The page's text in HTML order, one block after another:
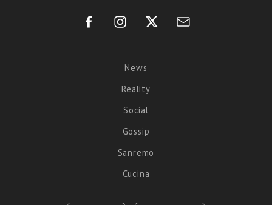
News
Reality
Social
Gossip
Sanremo
Cucina